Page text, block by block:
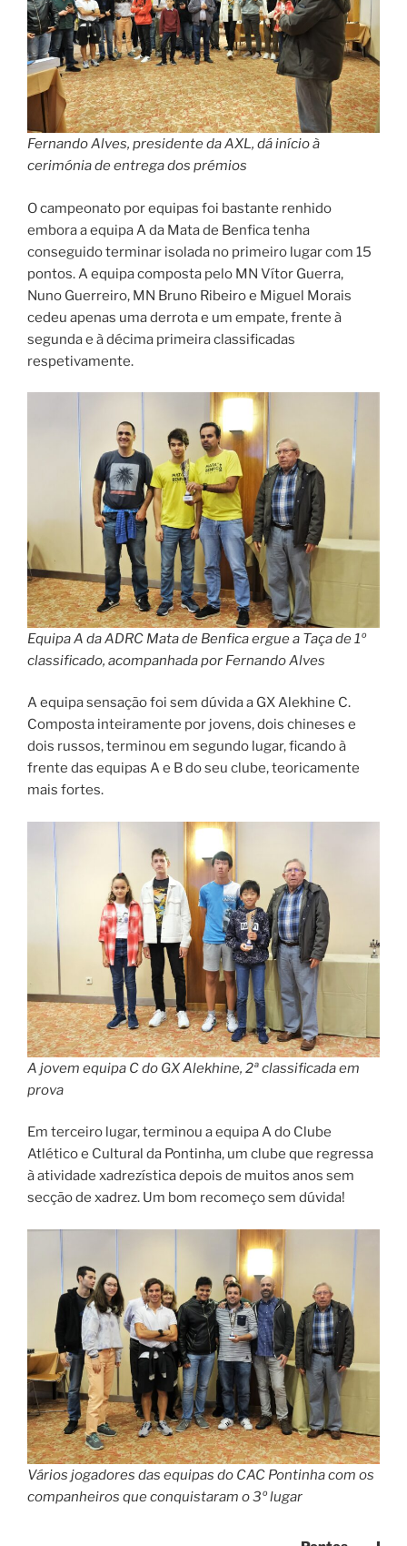
Fernando Alves, presidente da AXL, dá início à
cerimónia de entrega dos prémios
O campeonato por equipas foi bastante renhido
embora a equipa A da Mata de Benfica tenha
conseguido terminar isolada no primeiro lugar com 15
pontos. A equipa composta pelo MN Vítor Guerra,
Nuno Guerreiro, MN Bruno Ribeiro e Miguel Morais
cedeu apenas uma derrota e um empate, frente à
segunda e à décima primeira classificadas
respetivamente.
Equipa A da ADRC Mata de Benfica ergue a Taça de 1º
classificado, acompanhada por Fernando Alves
A equipa sensação foi sem dúvida a GX Alekhine C.
Composta inteiramente por jovens, dois chineses e
dois russos, terminou em segundo lugar, ficando à
frente das equipas A e B do seu clube, teoricamente
mais fortes.
A jovem equipa C do GX Alekhine, 2ª classificada em
prova
Em terceiro lugar, terminou a equipa A do Clube
Atlético e Cultural da Pontinha, um clube que regressa
à atividade xadrezística depois de muitos anos sem
secção de xadrez. Um bom recomeço sem dúvida!
Vários jogadores das equipas do CAC Pontinha com os
companheiros que conquistaram o 3º lugar